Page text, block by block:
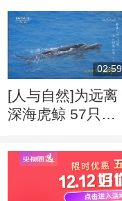
02:59
[人与自然]为远离
深海虎鲸 57只鲸
来到澳大利亚